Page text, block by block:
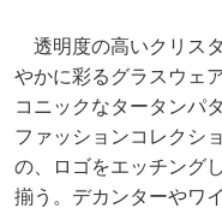
透明度の高いクリス
やかに彩るグラスウェ
コニックなタータンパ
ファッションコレクシ
の、ロゴをエッチング
揃う。デカンターやワ